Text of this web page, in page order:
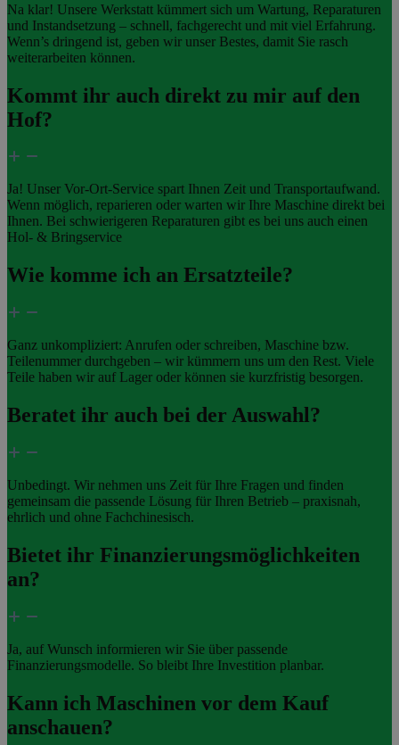
Na klar! Unsere Werkstatt kümmert sich um Wartung, Reparaturen
und Instandsetzung – schnell, fachgerecht und mit viel Erfahrung.
Wenn’s dringend ist, geben wir unser Bestes, damit Sie rasch
weiterarbeiten können.
Kommt ihr auch direkt zu mir auf den
Hof?
Ja! Unser Vor-Ort-Service spart Ihnen Zeit und Transportaufwand.
Wenn möglich, reparieren oder warten wir Ihre Maschine direkt bei
Ihnen. Bei schwierigeren Reparaturen gibt es bei uns auch einen
Hol- & Bringservice
Wie komme ich an Ersatzteile?
Ganz unkompliziert: Anrufen oder schreiben, Maschine bzw.
Teilenummer durchgeben – wir kümmern uns um den Rest. Viele
Teile haben wir auf Lager oder können sie kurzfristig besorgen.
Beratet ihr auch bei der Auswahl?
Unbedingt. Wir nehmen uns Zeit für Ihre Fragen und finden
gemeinsam die passende Lösung für Ihren Betrieb – praxisnah,
ehrlich und ohne Fachchinesisch.
Bietet ihr Finanzierungsmöglichkeiten
an?
Ja, auf Wunsch informieren wir Sie über passende
Finanzierungsmodelle. So bleibt Ihre Investition planbar.
Kann ich Maschinen vor dem Kauf
anschauen?